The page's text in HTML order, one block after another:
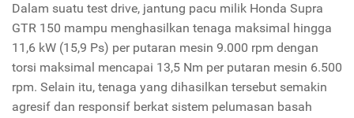
Dalam suatu test drive, jantung pacu milik Honda Supra
GTR 150 mampu menghasilkan tenaga maksimal hingga
11,6 kW (15,9 Ps) per putaran mesin 9.000 rpm dengan
torsi maksimal mencapai 13,5 Nm per putaran mesin 6.500
rpm. Selain itu, tenaga yang dihasilkan tersebut semakin
agresif dan responsif berkat sistem pelumasan basah